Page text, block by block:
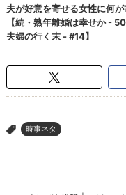
> 時事ネタ